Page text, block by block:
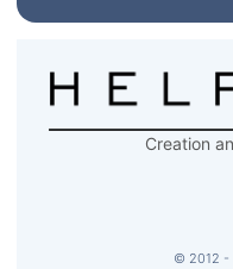
Creation
© 2012 -